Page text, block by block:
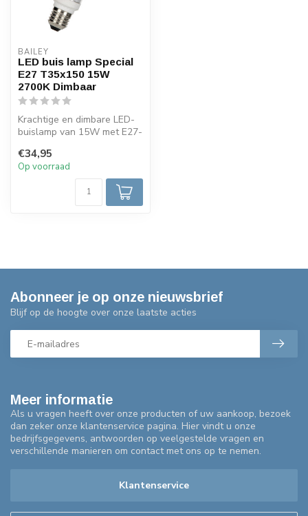
BAILEY
LED buis lamp Special
E27 T35x150 15W
2700K Dimbaar
Krachtige en dimbare LED-
buislamp van 15W met E27-
w...
€34,95
Op voorraad
Meer informatie
Als u vragen heeft over onze producten of uw aankoop, bezoek
dan zeker onze klantenservice pagina. Hier vindt u onze
bedrijfsgegevens, antwoorden op veelgestelde vragen en
verschillende manieren om contact met ons op te nemen.
Klantenservice
Abonneer je op onze nieuwsbrief
Blijf op de hoogte over onze laatste acties